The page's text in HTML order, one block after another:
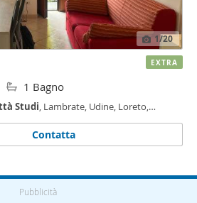
1/20
1 Bagno
Studi, Lambrate, Udine, Loreto,
Contatta
EXTRA
Pubblicità